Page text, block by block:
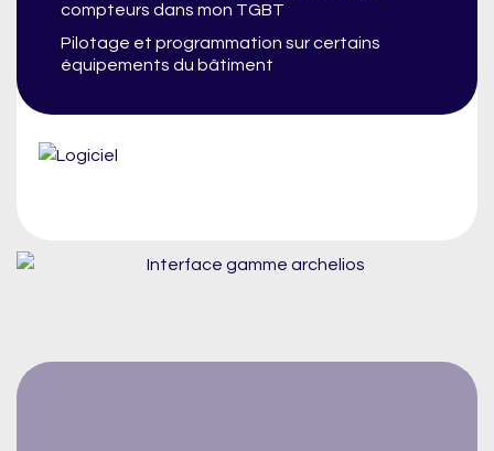
compteurs dans mon TGBT
Pilotage et programmation sur certains
équipements du bâtiment